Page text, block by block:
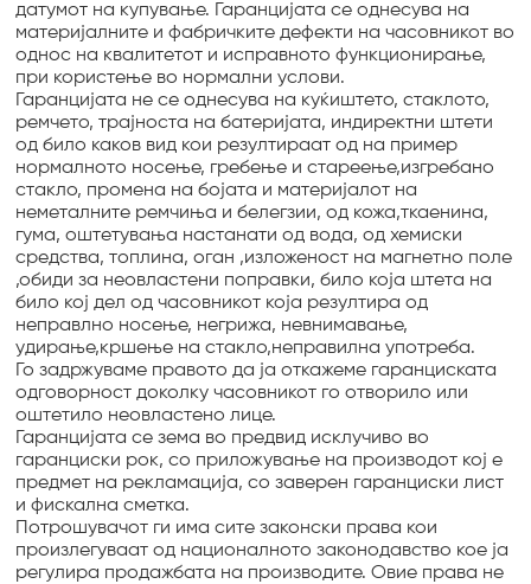
датумот на купување. Гаранцијата се однесува на
материјалните и фабричките дефекти на часовникот во
однос на квалитетот и исправното функционирање,
при користење во нормални услови.
Гаранцијата не се однесува на куќиштето, стаклото,
ремчето, трајноста на батеријата, индиректни штети
од било каков вид кои резултираат од на пример
нормалното носење, гребење и стареење,изгребано
стакло, промена на бојата и материјалот на
неметалните ремчиња и белегзии, од кожа,ткаенина,
гума, оштетувања настанати од вода, од хемиски
средства, топлина, оган ,изложеност на магнетно поле
,обиди за неовластени поправки, било која штета на
било кој дел од часовникот која резултира од
неправлно носење, негрижа, невнимавање,
удирање,кршење на стакло,неправилна употреба.
Го задржуваме правото да ја откажеме гаранциската
одговорност доколку часовникот го отворило или
оштетило неовластено лице.
Гаранцијата се зема во предвид исклучиво во
гаранциски рок, со приложување на производот кој е
предмет на рекламација, со заверен гаранциски лист
и фискална сметка.
Потрошувачот ги има сите законски права кои
произлегуваат од националното законодавство кое ја
регулира продажбата на производите. Овие права не